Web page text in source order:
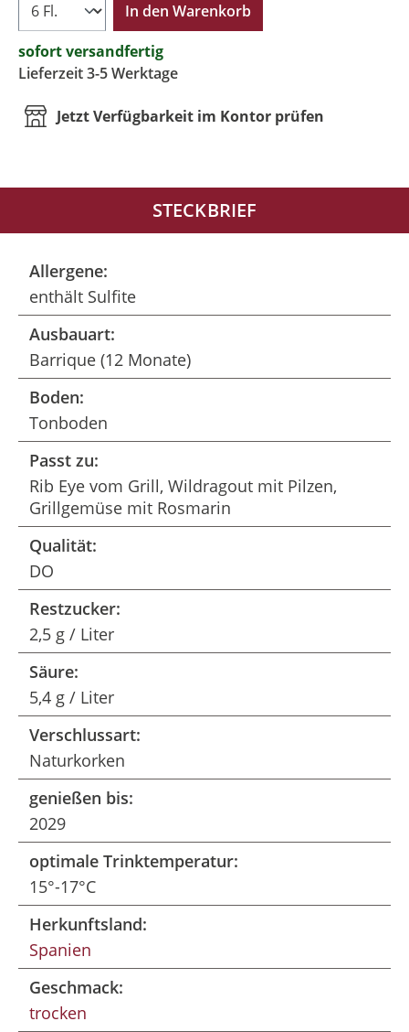
In den Warenkorb
sofort versandfertig
Lieferzeit 3-5 Werktage
Jetzt Verfügbarkeit im Kontor prüfen
STECKBRIEF
Allergene:
enthält Sulfite
Ausbauart:
Barrique (12 Monate)
Boden:
Tonboden
Passt zu:
Rib Eye vom Grill, Wildragout mit Pilzen,
Grillgemüse mit Rosmarin
Qualität:
DO
Restzucker:
2,5 g / Liter
Säure:
5,4 g / Liter
Verschlussart:
Naturkorken
genießen bis:
2029
optimale Trinktemperatur:
15°-17°C
Herkunftsland:
Spanien
Geschmack:
trocken